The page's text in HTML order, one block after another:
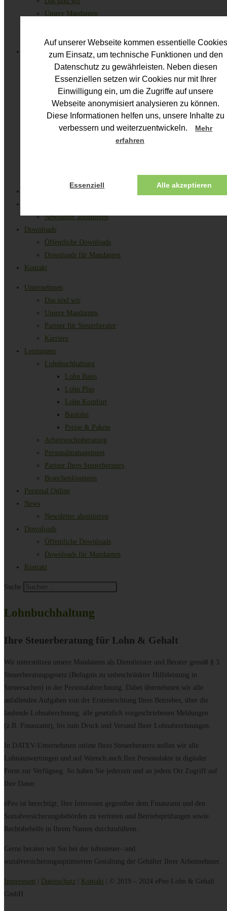
Auf unserer Webseite kommen essentielle Cookies
zum Einsatz, um technische Funktionen und den
Datenschutz zu gewährleisten. Neben diesen
Essenziellen setzen wir Cookies nur mit Ihrer
Einwilligung ein, um die Zugriffe auf unsere
Webseite anonymisiert analysieren zu können.
Diese Informationen helfen uns, unsere Inhalte zu
verbessern und weiterzuentwickeln.
Mehr
erfahren
Essenziell Alle akzeptieren
Unsere Mandanten
Karriere
Leistungen
Lohnbuchhaltung
Lohn Basis
Lohn Plus
Lohn Komfort
Baulohn
Preise & Pakete
Newsletter abonnieren
Downloads
Öffentliche Downloads
Downloads für Mandanten
Kontakt
Unternehmen
Das sind wir
Unsere Mandanten
Partner für Steuerberater
Karriere
Leistungen
Lohnbuchhaltung
Lohn Basis
Lohn Plus
Lohn Komfort
Baulohn
Preise & Pakete
Arbeitsrechtsberatung
Personalmanagement
Partner Ihres Steuerberaters
Branchenlösungen
Personal Online
News
Newsletter abonnieren
Downloads
Öffentliche Downloads
Downloads für Mandanten
Kontakt
Suche
Lohnbuchhaltung
Ihre Steuerberatung für Lohn & Gehalt
Wir unterstützen unsere Mandanten als Dienstleister und Berater gemäß § 3
Steuerberatungsgesetz (Befugnis zu unbeschränkter Hilfeleistung in
Steuersachen) in der Personalabrechnung. Dabei übernehmen wir alle
anfallenden Aufgaben von der Ersteinrichtung Ihres Betriebes, über die
laufende Lohnabrechnung, alle gesetzlich vorgeschriebenen Meldungen
(z.B. Finanzamt), bis zum Druck und Versand Ihrer Lohnabrechnungen.
In DATEV-Unternehmen online Ihres Steuerberaters stellen wir alle
Lohnauswertungen und auf Wunsch auch Ihre Personalakte in digitaler
Form zur Verfügung. So haben Sie jederzeit und an jedem Ort Zugriff auf
Ihre Daten.
ePeo ist berechtigt, Ihre Interessen gegenüber dem Finanzamt und den
Sozialversicherungsbehörden zu vertreten und Betriebsprüfungen sowie
Rechtsbehelfe in Ihrem Namen durchzuführen.
Gerne beraten wir Sie bei der lohnsteuer- und
sozialversicherungsoptimierten Gestaltung der Gehälter Ihrer Arbeitnehmer.
Impressum | Datenschutz | Kontakt | © 2019 – 2024 ePeo Lohn & Gehalt
GmbH